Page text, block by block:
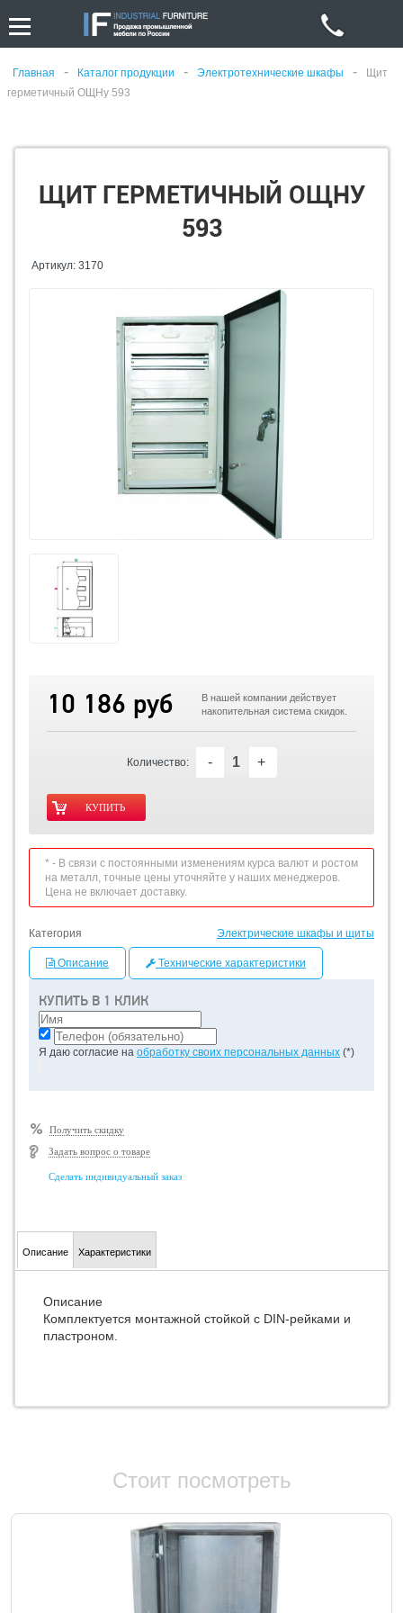
Главная - Каталог продукции - Электротехнические шкафы -
Щит
герметичный ОЩНу 593
ЩИТ ГЕРМЕТИЧНЫЙ ОЩНУ
593
Артикул: 3170
КУПИТЬ В 1 КЛИК
Я даю согласие на обработку своих персональных данных (*)
Получить скидку
Задать вопрос о товаре
Сделать индивидуальный заказ
10 186 руб
В нашей компании действует
накопительная система скидок.
Количество: - +
* - В связи с постоянными изменениям курса валют и ростом
на металл, точные цены уточняйте у наших менеджеров.
Цена не включает доставку.
Категория Электрические шкафы и щиты
Описание Технические характеристики
Описание Характеристики
Описание
Комплектуется монтажной стойкой с DIN-рейками и
пластроном.
Стоит посмотреть